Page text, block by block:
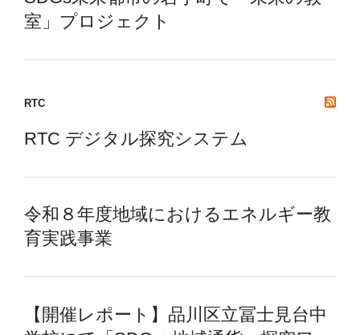
室」プロジェクト
RTC
RTC デジタル探究システム
令和８年度地域におけるエネルギー教
育実践事業
【開催レポート】品川区立冨士見台中